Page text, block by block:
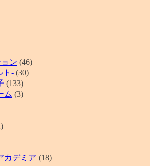
ン (46)
ト- (30)
(133)
ム (3)
カデミア (18)